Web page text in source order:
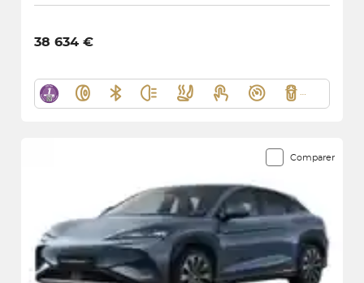
38 634 €
Comparer